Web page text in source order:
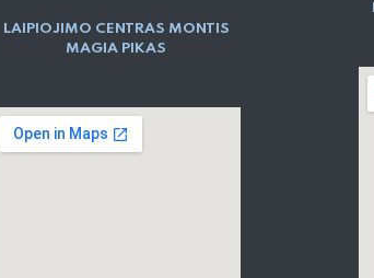
LAIPIOJIMO CENTRAS MONTIS
MAGIA PIKAS